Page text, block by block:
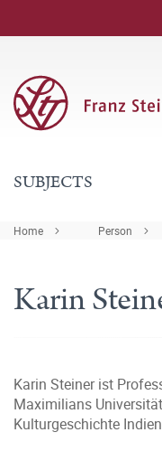
SUBJECTS
Home Person
Karin
Karin Steiner ist
Maximilians
Kulturgeschichte